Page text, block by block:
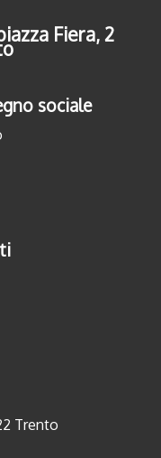
Fiera, 2
sociale
Trento